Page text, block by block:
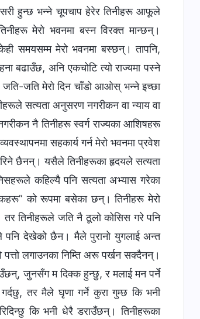
हुन्छ भन्ने चूपचाप हेरेर तिनीहरू आफूले
मेरो भवनमा बस्न विरक्त मान्छन्।
समयसम्म मेरो भवनमा बस्छन्। तापनि,
बढाउँछ, अनि एकचोटि त्यो राज्यमा पस्ने
जति-जति मेरो दिन चाँडो आओस् भन्ने इच्छा
सत्यता अनुसरण नगरीकन वा न्याय वा
नै तिनीहरू स्वर्ग राज्यका आशिषहरू
सहकार्य गर्न मेरो भवनमा प्रवेश
छैनन्। यसैले तिनीहरूका हृदयले सत्यता
कहिल्यै पनि सत्यता अभ्यास गरेका
को रूपमा बसेका छन्। तिनीहरू मेरो
तर तिनीहरूले जति नै ठूलो कोसिस गरे पनि
पनि देखेको छैन। मैले पुरानो युगलाई अन्त
लगाउनका निम्ति अरू पर्खन सक्दैनन्।
जुनसँग म दिक्क हुन्छु, र मलाई मन पर्ने
तर मैले घृणा गर्ने कुरा गुम्छ कि भनी
कि भनी धेरै डराउँछन्। तिनीहरूका